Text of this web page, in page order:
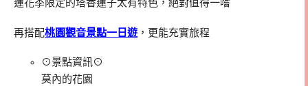
蓮花季限定的塔香蓮子太有特色，絕對值得一嚐
再搭配桃園觀音景點一日遊 ，更能充實旅程
⊙景點資訊⊙
莫內的花園